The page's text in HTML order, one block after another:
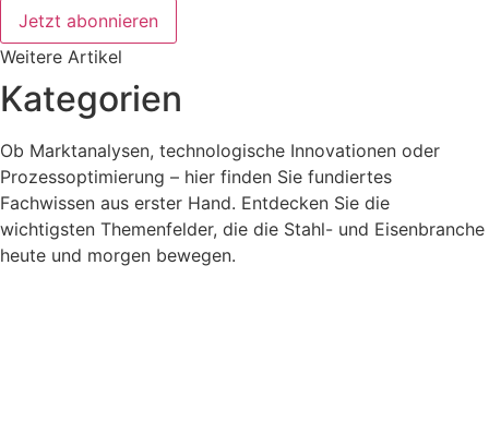
Jetzt abonnieren
Weitere Artikel
Kategorien
Ob Marktanalysen, technologische Innovationen oder
Prozessoptimierung – hier finden Sie fundiertes
Fachwissen aus erster Hand. Entdecken Sie die
wichtigsten Themenfelder, die die Stahl- und Eisenbranche
heute und morgen bewegen.